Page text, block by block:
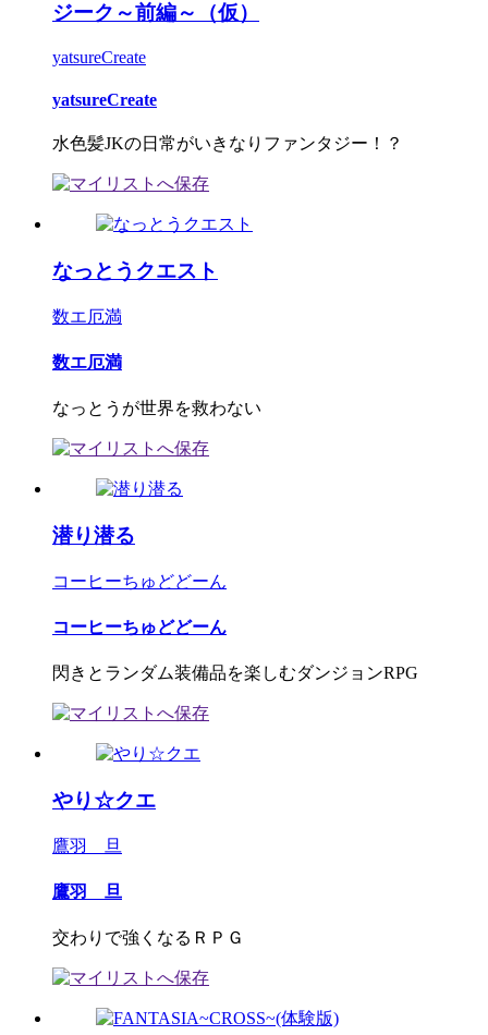
ジーク～前編～（仮）
yatsureCreate
yatsureCreate
水色髪JKの日常がいきなりファンタジー！？
なっとうクエスト
数エ厄満
数エ厄満
なっとうが世界を救わない
潜り潜る
コーヒーちゅどどーん
コーヒーちゅどどーん
閃きとランダム装備品を楽しむダンジョンRPG
やり☆クエ
鷹羽 旦
鷹羽 旦
交わりで強くなるＲＰＧ